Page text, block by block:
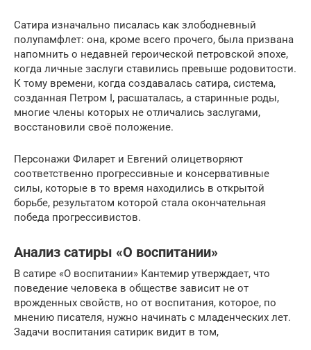
Сатира изначально писалась как злободневный
полупамфлет: она, кроме всего прочего, была призвана
напомнить о недавней героической петровской эпохе,
когда личные заслуги ставились превыше родовитости.
К тому времени, когда создавалась сатира, система,
созданная Петром I, расшаталась, а старинные роды,
многие члены которых не отличались заслугами,
восстановили своё положение.
Персонажи Филарет и Евгений олицетворяют
соответственно прогрессивные и консервативные
силы, которые в то время находились в открытой
борьбе, результатом которой стала окончательная
победа прогрессивистов.
Анализ сатиры «О воспитании»
В сатире «О воспитании» Кантемир утверждает, что
поведение человека в обществе зависит не от
врожденных свойств, но от воспитания, которое, по
мнению писателя, нужно начинать с младенческих лет.
Задачи воспитания сатирик видит в том,